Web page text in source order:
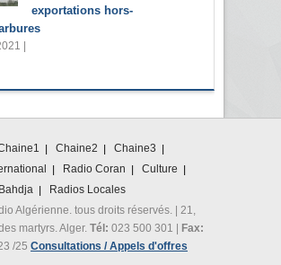
exportations hors-
|
Chaine2
Chaine3
Radio Coran
Culture
Bahdja
Radios Locales
Algérienne. tous droits réservés. | 21,
martyrs. Alger. Tél: 023 500 301 | Fax:
/25 Consultations / Appels d'offres